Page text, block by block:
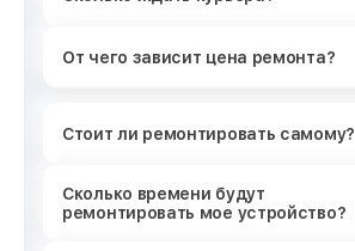
От чего зависит цена ремонта?
Стоит ли ремонтировать самому?
Сколько времени будут
ремонтировать мое устройство?